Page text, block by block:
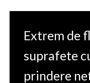
Extrem de
suprafete
prindere